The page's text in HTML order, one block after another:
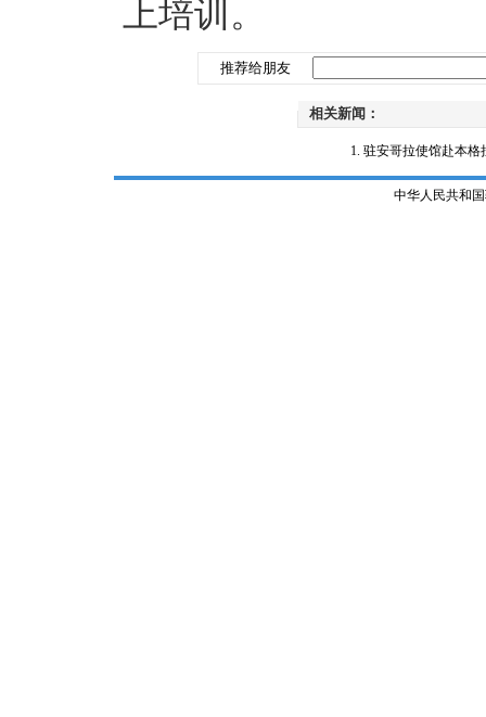
上培训。
推荐给朋友
相关新闻：
驻安哥拉使馆赴本格
中华人民共和